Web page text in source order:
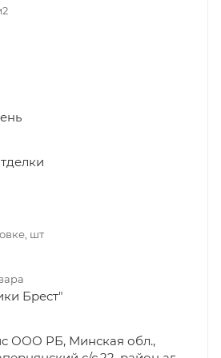
шт
Брест"
ООО РБ, Минская обл.,